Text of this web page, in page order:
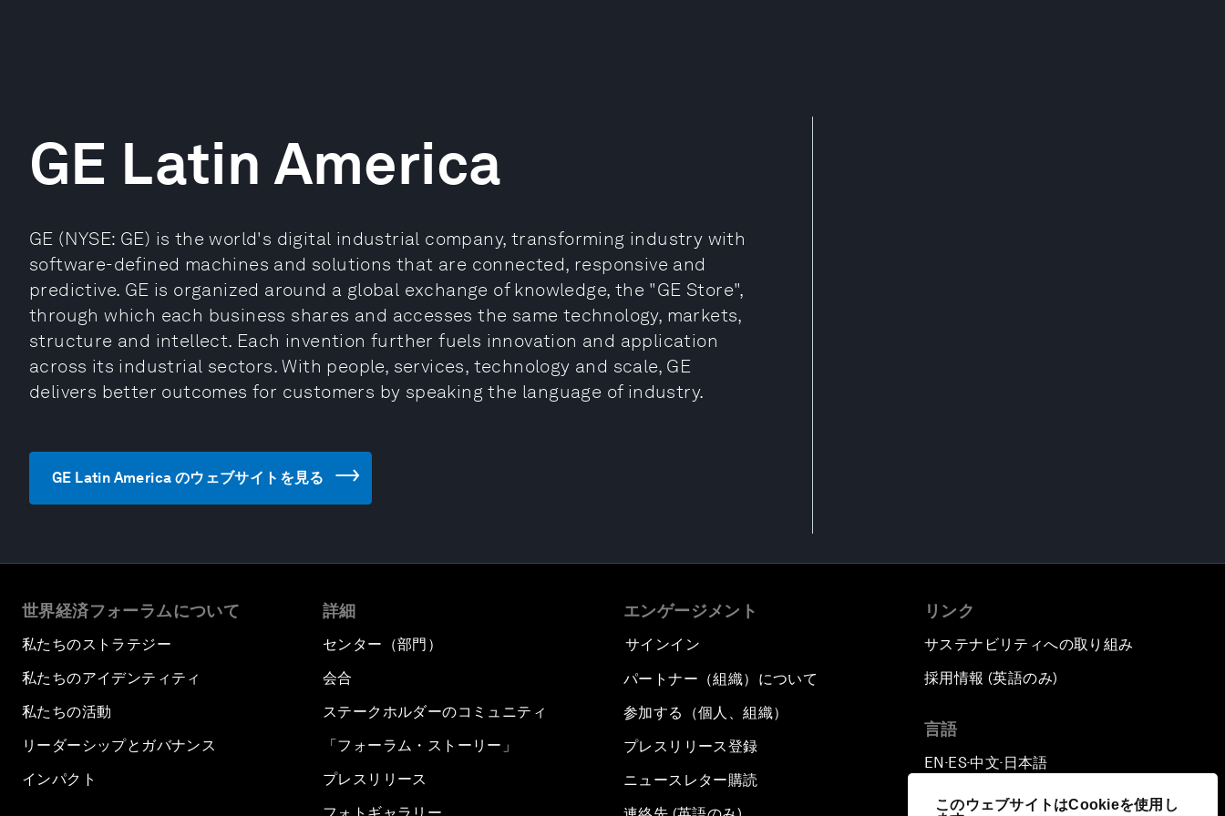
このウェブサイトはCookieを使用し
GE Latin America
GE (NYSE: GE) is the world's digital industrial company, transforming industry with
software-defined machines and solutions that are connected, responsive and
predictive. GE is organized around a global exchange of knowledge, the "GE Store",
through which each business shares and accesses the same technology, markets,
structure and intellect. Each invention further fuels innovation and application
across its industrial sectors. With people, services, technology and scale, GE
delivers better outcomes for customers by speaking the language of industry.
GE Latin America のウェブサイトを見る
世界経済フォーラムについて
私たちのストラテジー
私たちのアイデンティティ
私たちの活動
リーダーシップとガバナンス
インパクト
詳細
センター（部門）
会合
ステークホルダーのコミュニティ
「フォーラム・ストーリー」
プレスリリース
エンゲージメント
サインイン
パートナー（組織）について
参加する（個人、組織）
プレスリリース登録
ニュースレター購読
リンク
サステナビリティへの取り組み
採用情報 (英語のみ)
言語
EN ▪ES▪中文▪ 日本語